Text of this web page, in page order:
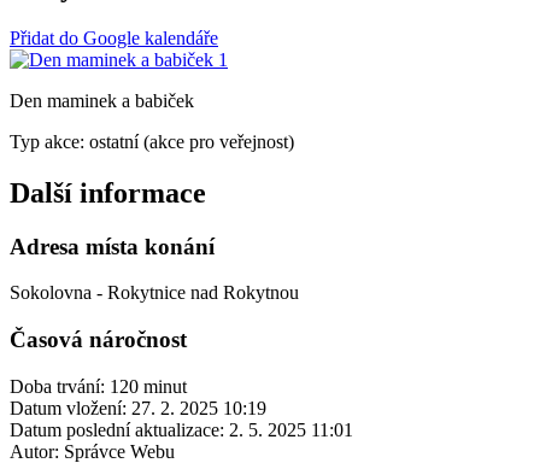
Přidat do Google kalendáře
Den maminek a babiček
Typ akce: ostatní (akce pro veřejnost)
Další informace
Adresa místa konání
Sokolovna - Rokytnice nad Rokytnou
Časová náročnost
Doba trvání: 120 minut
Datum vložení: 27. 2. 2025 10:19
Datum poslední aktualizace: 2. 5. 2025 11:01
Autor: Správce Webu